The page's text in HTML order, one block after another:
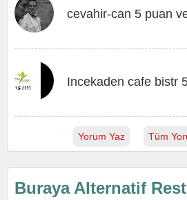
cevahir-can 5 puan
Incekaden cafe bistr
Yorum Yaz Tüm
Buraya Alternatif